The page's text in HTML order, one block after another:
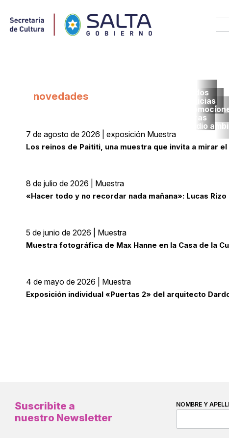
novedades
Todos
noticias
obras
medio
7 de agosto de 2026 | exposición Muestra
Los reinos de Paititi, una muestra que invita a mirar
8 de julio de 2026 | Muestra
«Hacer todo y no recordar nada mañana»: Lucas
5 de junio de 2026 | Muestra
Muestra fotográfica de Max Hanne en la Casa de la
4 de mayo de 2026 | Muestra
Exposición individual «Puertas 2» del arquitecto
Suscribite a
nuestro Newsletter
NOMBRE Y